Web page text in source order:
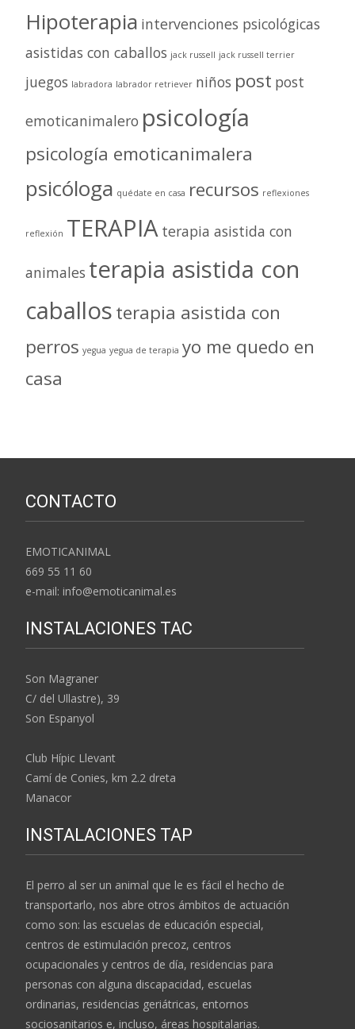
Hipoterapia intervenciones psicológicas
asistidas con caballos jack russell jack russell terrier
juegos labradora labrador retriever niños post post
emoticanimalero psicología
psicología emoticanimalera
psicóloga quédate en casa recursos reflexiones
reflexión TERAPIA terapia asistida con
animales terapia asistida con
caballosterapia asistida con
perros yegua yegua de terapia yo me quedo en
casa
CONTACTO
EMOTICANIMAL
669 55 11 60
e-mail: info@emoticanimal.es
INSTALACIONES TAC
Son Magraner
C/ del Ullastre), 39
Son Espanyol
Club Hípic Llevant
Camí de Conies, km 2.2 dreta
Manacor
INSTALACIONES TAP
El perro al ser un animal que le es fácil el hecho de
transportarlo, nos abre otros ámbitos de actuación
como son: las escuelas de educación especial,
centros de estimulación precoz, centros
ocupacionales y centros de día, residencias para
personas con alguna discapacidad, escuelas
ordinarias, residencias geriátricas, entornos
sociosanitarios e, incluso, áreas hospitalarias.